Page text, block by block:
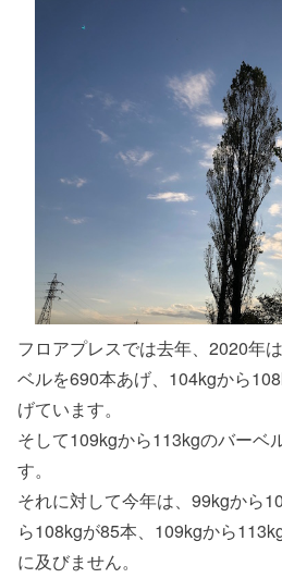
フロアプレスでは去年、2020年
ベルを690本あげ、104kgから
げています。
そして109kgから113kgのバーベ
す。
それに対して今年は、99kgから
ら108kgが85本、109kgから
に及びません。